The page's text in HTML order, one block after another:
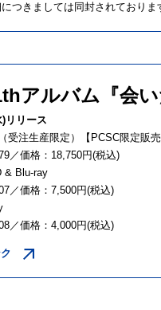
つきましては同封されておりま
アルバム『会
リリース
受注生産限定）【PCSC限定販
／価格：18,750円(税込)
& Blu-ray
／価格：7,500円(税込)
／価格：4,000円(税込)